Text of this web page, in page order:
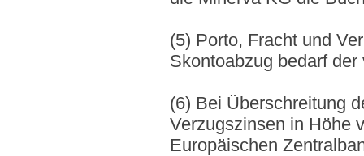
(5) Porto, Fracht und
Skontoabzug bedarf
(6) Bei Überschreitung
Verzugszinsen in Höhe
Europäischen